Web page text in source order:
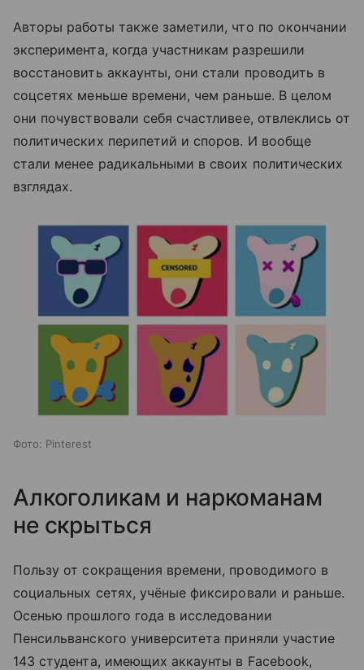
Авторы работы также заметили, что по окончании
эксперимента, когда участникам разрешили
восстановить аккаунты, они стали проводить в
соцсетях меньше времени, чем раньше. В целом
они почувствовали себя счастливее, отвлеклись от
политических перипетий и споров. И вообще
стали менее радикальными в своих политических
взглядах.
Фото: Pinterest
Алкоголикам и наркоманам
не скрыться
Пользу от сокращения времени, проводимого в
социальных сетях, учёные фиксировали и раньше.
Осенью прошлого года в исследовании
Пенсильванского университета приняли участие
143 студента, имеющих аккаунты в Facebook,